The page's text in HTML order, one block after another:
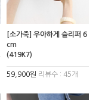
[소가죽] 우아하게 슬리퍼 6
cm
(419K7)
59,900원 리뷰수 : 45개